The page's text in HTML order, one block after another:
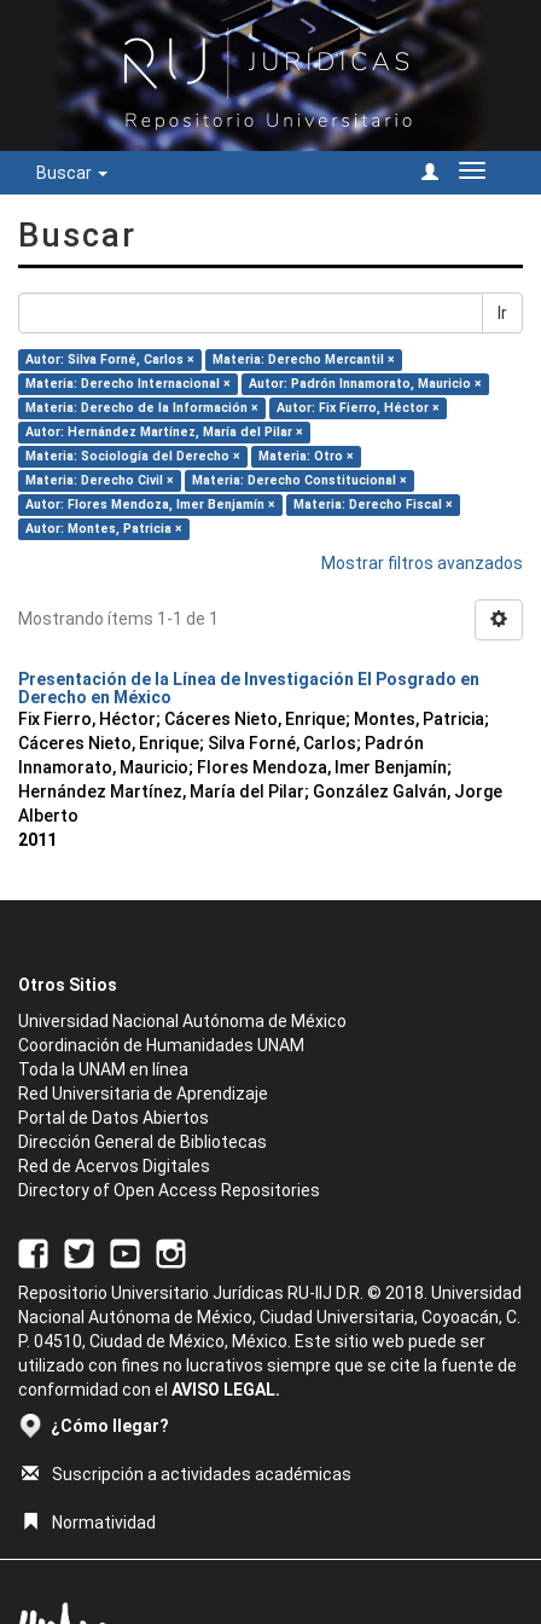
Buscar
Cambiar
Buscar
Ir
Autor: Silva Forné, Carlos ×
Materia: Derecho Mercantil ×
Materia: Derecho Internacional ×
Autor: Padrón Innamorato, Mauricio ×
Materia: Derecho de la Información ×
Autor: Fix Fierro, Héctor ×
Autor: Hernández Martínez, María del Pilar ×
Materia: Sociología del Derecho ×
Materia: Otro ×
Materia: Derecho Civil ×
Materia: Derecho Constitucional ×
Autor: Flores Mendoza, Imer Benjamín ×
Materia: Derecho Fiscal ×
Autor: Montes, Patricia ×
Mostrar filtros avanzados
Mostrando ítems 1-1 de 1
Presentación de la Línea de Investigación El Posgrado en
Derecho en México
Fix Fierro, Héctor; Cáceres Nieto, Enrique; Montes, Patricia;
Cáceres Nieto, Enrique; Silva Forné, Carlos; Padrón
Innamorato, Mauricio; Flores Mendoza, Imer Benjamín;
Hernández Martínez, María del Pilar; González Galván, Jorge
Alberto
2011
Otros Sitios
Universidad Nacional Autónoma de México
Coordinación de Humanidades UNAM
Toda la UNAM en línea
Red Universitaria de Aprendizaje
Portal de Datos Abiertos
Dirección General de Bibliotecas
Red de Acervos Digitales
Directory of Open Access Repositories
Repositorio Universitario Jurídicas RU-IIJ D.R. © 2018. Universidad
Nacional Autónoma de México, Ciudad Universitaria, Coyoacán, C.
P. 04510, Ciudad de México, México. Este sitio web puede ser
utilizado con fines no lucrativos siempre que se cite la fuente de
conformidad con el AVISO LEGAL.
¿Cómo llegar?
Suscripción a actividades académicas
Normatividad